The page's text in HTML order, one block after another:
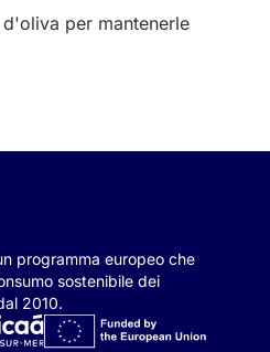
per mantenerle
programma europeo che
sostenibile dei
2010.